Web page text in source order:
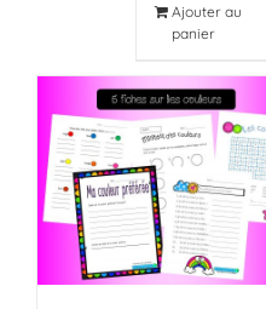
Ajouter au
panier